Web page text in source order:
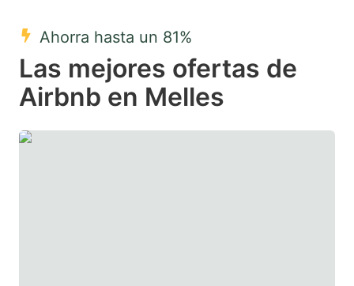
key
to
get
keyboard
to
get
the
keyboard
Ahorra hasta un 81%
Las mejores ofertas de
Airbnb en Melles